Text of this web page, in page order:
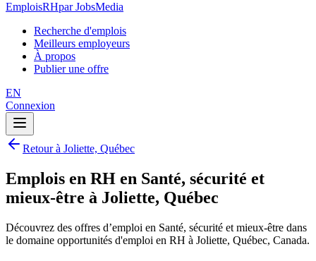
EmploisRHpar JobsMedia
Recherche d'emplois
Meilleurs employeurs
À propos
Publier une offre
EN
Connexion
Retour à Joliette, Québec
Emplois en RH en Santé, sécurité et
mieux-être à Joliette, Québec
Découvrez des offres d’emploi en Santé, sécurité et mieux-être dans
le domaine opportunités d'emploi en RH à Joliette, Québec, Canada.